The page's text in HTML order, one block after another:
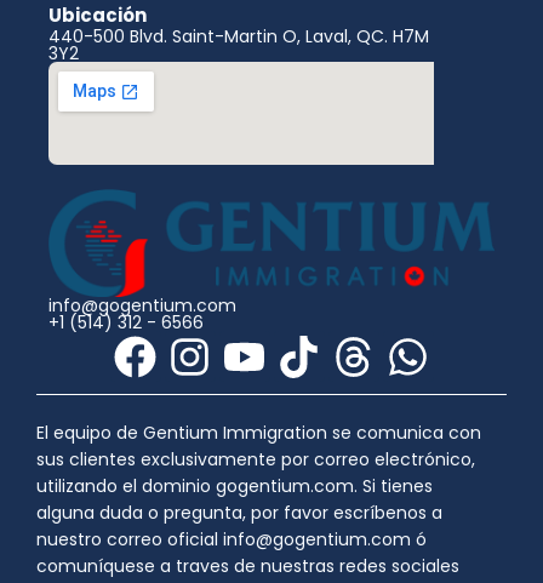
Ubicación
440-500 Blvd. Saint-Martin O, Laval, QC. H7M
3Y2
info@gogentium.com
+1 (514) 312 - 6566
F
a
c
e
b
o
I
n
s
t
a
g
Y
o
u
t
u
b
T
i
k
t
o
k
T
h
r
e
a
d
W
h
a
t
s
a
El equipo de Gentium Immigration se comunica con
sus clientes exclusivamente por correo electrónico,
utilizando el dominio gogentium.com. Si tienes
alguna duda o pregunta, por favor escríbenos a
nuestro correo oficial info@gogentium.com ó
comuníquese a traves de nuestras redes sociales